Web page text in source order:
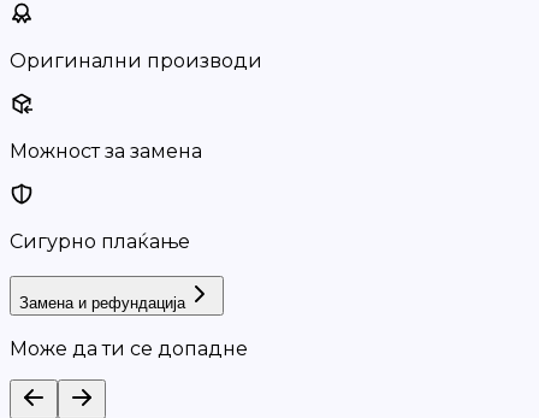
Оригинални производи
Можност за замена
Сигурно плаќање
Замена и рефундација
Може да ти се допадне